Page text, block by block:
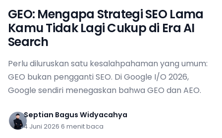
GEO: Mengapa Strategi SEO Lama
Kamu Tidak Lagi Cukup di Era AI
Search
Perlu diluruskan satu kesalahpahaman yang umum:
GEO bukan pengganti SEO. Di Google I/O 2026,
Google sendiri menegaskan bahwa GEO dan AEO.
Septian Bagus Widyacahya
4 Juni 2026 6 menit baca